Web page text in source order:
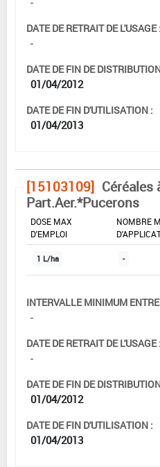
DATE DE RETRAIT DE L'USAGE :
-
DATE DE FIN DE
01/04/2012
DATE DE FIN D'UTILISATION :
01/04/2013
[15103109] Céréales
Part.Aer.*Pucerons
DOSE MAX
D'EMPLOI
NOMBRE
1 L/ha -
INTERVALLE MINIMUM
-
DATE DE RETRAIT DE L'USAGE :
-
DATE DE FIN DE
01/04/2012
DATE DE FIN D'UTILISATION :
01/04/2013